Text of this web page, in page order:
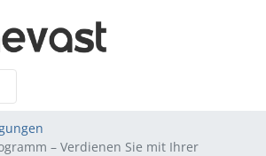
– Verdienen Sie mit Ihrer